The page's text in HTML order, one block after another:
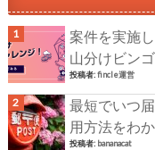
案件を実施
山分けビン
投稿者:fincle運営
最短でいつ
用方法をわ
投稿者: bananacat